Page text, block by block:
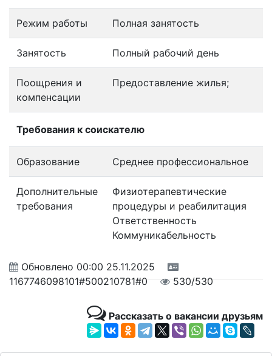
Режим работы Полная занятость
Занятость Полный рабочий день
Поощрения и
компенсации
Предоставление жилья;
Требования к соискателю
Образование Среднее профессиональное
Дополнительные
требования
Физиотерапевтические
процедуры и реабилитация
Ответственность
Коммуникабельность
Обновлено 00:00 25.11.2025
1167746098101#500210781#0
530/530
Рассказать о вакансии друзьям